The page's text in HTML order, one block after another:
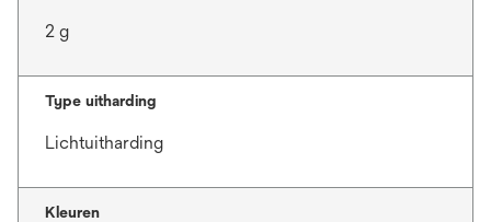
2 g
Type uitharding
Lichtuitharding
Kleuren